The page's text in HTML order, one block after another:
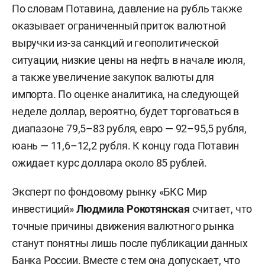
По словам Потавина, давление на рубль также
оказывает ограниченный приток валютной
выручки из-за санкций и геополитической
ситуации, низкие цены на нефть в начале июля,
а также увеличение закупок валюты для
импорта. По оценке аналитика, на следующей
неделе доллар, вероятно, будет торговаться в
диапазоне 79,5–83 рубля, евро — 92–95,5 рубля,
юань — 11,6–12,2 рубля. К концу года Потавин
ожидает курс доллара около 85 рублей.
Эксперт по фондовому рынку «БКС Мир
инвестиций»Людмила Рокотянская считает, что
точные причины движения валютного рынка
станут понятны лишь после публикации данных
Банка России. Вместе с тем она допускает, что